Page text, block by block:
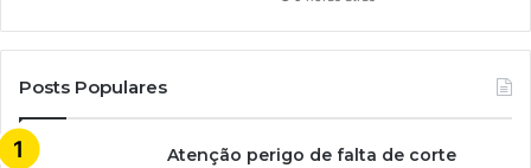
Posts Populares
Atenção perigo de falta de corte